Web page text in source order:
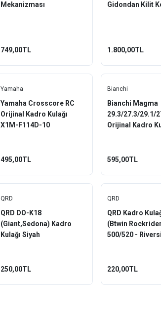
Mekanizması
749,00TL
Gidondan Kilit
1.800,00TL
Yamaha
Yamaha Crosscore RC
Orijinal Kadro Kulağı
X1M-F114D-10
495,00TL
Bianchi
Bianchi Magma
29.3/27.3/29.1/
Orijinal Kadro
595,00TL
QRD
QRD DO-K18
(Giant,Sedona) Kadro
Kulağı Siyah
250,00TL
QRD
QRD Kadro
(Btwin
500/520 -
220,00TL